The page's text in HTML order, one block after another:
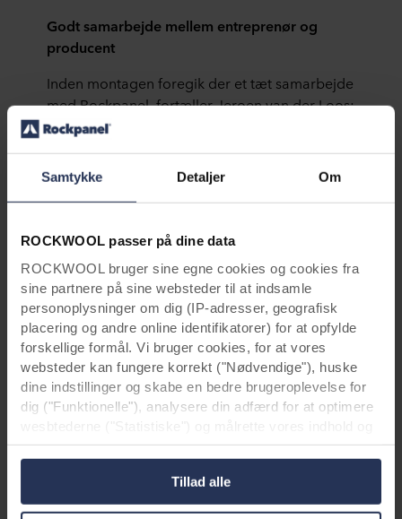
Samtykke Detaljer Om
ROCKWOOL passer på dine data
ROCKWOOL bruger sine egne cookies og cookies fra
sine partnere på sine websteder til at indsamle
personoplysninger om dig (IP-adresser, geografisk
placering og andre online identifikatorer) for at opfylde
forskellige formål. Vi bruger cookies, for at vores
websteder kan fungere korrekt ("Nødvendige"), huske
dine indstillinger og skabe en bedre brugeroplevelse for
dig ("Funktionelle"), analysere din adfærd for at optimere
annoncer på sociale medier og eksterne websteder
baseret på din adfærd på vores websteder
("Markedsføring"). Oplysninger om din brug af vores
websteder kan blive videregivet til vores partnere inden
Tillad alle
Godt samarbejde mellem entreprenør og
producent
Inden montagen foregik der et tæt samarbejde
med Rockpanel, fortæller Jeroen van der Loos:
"Vi konsulterede dem jævnlig, f.eks. for at sikre,
om trækstyrken var i orden, og om vi brugte de
rigtige skruer osv. Noget, jeg personligt godt
feedback alvorligt. Hvis der er noget, vi gerne
vil gøre lidt anderledes, er der altid plads til, at
vi kan se på det sammen."
Share
Projektoplysninger
Projekt: Lejlighedskomplekset De Philosoof
: Zwolle, Holland
Arkitekt: 19 Het Atelier